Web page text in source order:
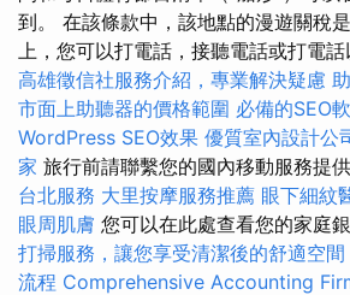
到。 在該條款中，該地點的漫遊關稅
上，您可以打電話，接聽電話或打電話
高雄徵信社服務介紹，專業解決疑慮
市面上助聽器的價格範圍 必備的SEO
WordPress SEO效果 優質室內設計公
家 旅行前請聯繫您的國內移動服務提
台北服務 大里按摩服務推薦 眼下細紋
眼周肌膚 您可以在此處查看您的家庭
打掃服務，讓您享受清潔後的舒適空間
流程 Comprehensive Accounting